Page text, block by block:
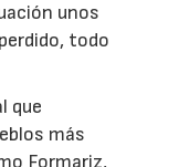
unos
todo
que
más
Formariz,